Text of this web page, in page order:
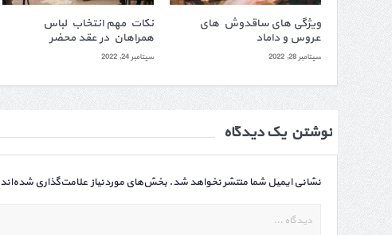
ویژگی های ساقدوش های
عروس و داماد
سپتامبر 28, 2022
نکات مهم انتخاب لباس
همراهان در عقد محضر
سپتامبر 24, 2022
نوشتن یک دیدگاه
نشانی ایمیل شما منتشر نخواهد شد. بخش‌های موردنیاز علامت‌گذاری شده‌اند